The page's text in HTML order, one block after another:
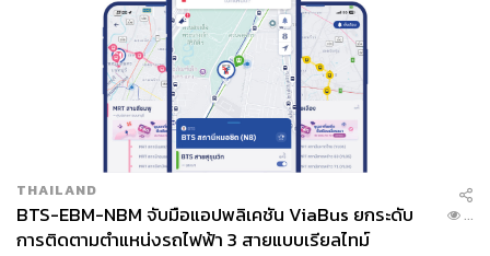
THAILAND
BTS-EBM-NBM จับมือแอปพลิเคชัน ViaBus ยกระดับ
การติดตามตำแหน่งรถไฟฟ้า 3 สายแบบเรียลไทม์
...